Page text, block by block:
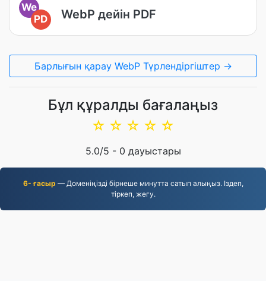
We
PD
WebP дейін PDF
Барлығын қарау WebP Түрлендіргіштер →
Бұл құралды бағалаңыз
☆
☆
☆
☆
☆
5.0/5 - 0 дауыстары
6- ғасыр — Доменіңізді бірнеше минутта сатып алыңыз. Іздеп,
тіркеп, жегу.